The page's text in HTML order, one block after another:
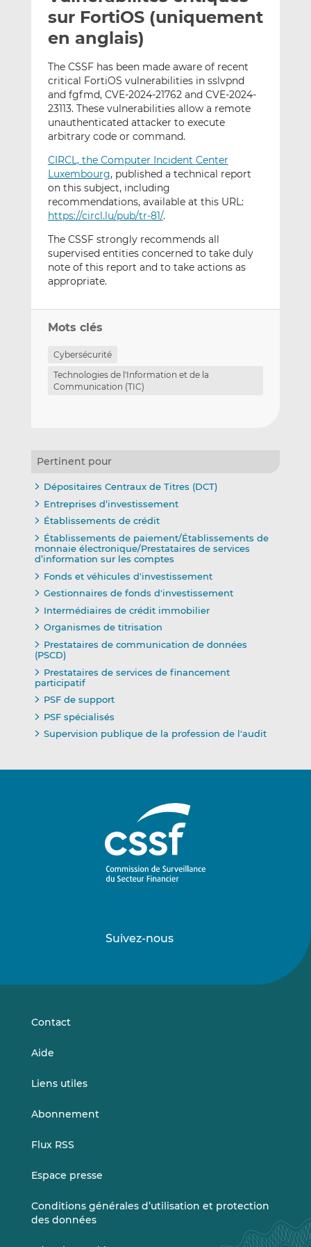
e
r
e
m
a
i
l
g
e
r
L
i
n
k
e
d
I
n
g
e
u
r
F
a
c
e
b
o
o
k
sur FortiOS (uniquement
en anglais)
The CSSF has been made aware of recent
critical FortiOS vulnerabilities in sslvpnd
and fgfmd, CVE-2024-21762 and CVE-2024-
23113. These vulnerabilities allow a remote
unauthenticated attacker to execute
arbitrary code or command.
CIRCL, the Computer Incident Center
Luxembourg, published a technical report
on this subject, including
recommendations, available at this URL:
https://circl.lu/pub/tr-81/.
The CSSF strongly recommends all
supervised entities concerned to take duly
note of this report and to take actions as
appropriate.
Mots clés
Cybersécurité
Technologies de l'Information et de la
Communication (TIC)
Pertinent pour
Dépositaires Centraux de Titres (DCT)
Entreprises d’investissement
Établissements de crédit
Établissements de paiement/Établissements de
monnaie électronique/Prestataires de services
d’information sur les comptes
Fonds et véhicules d'investissement
Gestionnaires de fonds d'investissement
Intermédiaires de crédit immobilier
Organismes de titrisation
Prestataires de communication de données
(PSCD)
Prestataires de services de financement
participatif
PSF de support
PSF spécialisés
Supervision publique de la profession de l'audit
Suivez-nous
sursur
Contact
Aide
Liens utiles
Abonnement
Flux RSS
Espace presse
Conditions générales d’utilisation et protection
des données